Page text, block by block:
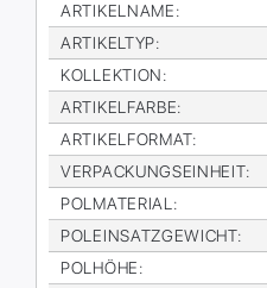
AR­TI­KEL­NA­ME:
AR­TI­KEL­TYP:
KOL­LEK­TI­ON:
AR­TI­KEL­FAR­BE:
AR­TI­KEL­FOR­MAT:
VER­PA­CKUNGS­EIN­HEIT:
POL­MA­TE­RI­AL:
POL­EIN­SATZ­GE­WICHT:
POL­HÖ­HE: